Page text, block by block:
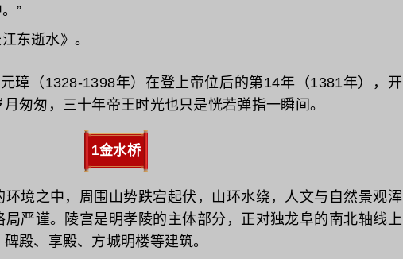
”
东逝水》。
璋（1328-1398年）在登上帝位后的第14年（1381年），开
匆匆，三十年帝王时光也只是恍若弹指一瞬间。
1金水桥
之中，周围山势跌宕起伏，山环水绕，人文与自然景观浑
严谨。陵宫是明孝陵的主体部分，正对独龙阜的南北轴线上
殿、享殿、方城明楼等建筑。